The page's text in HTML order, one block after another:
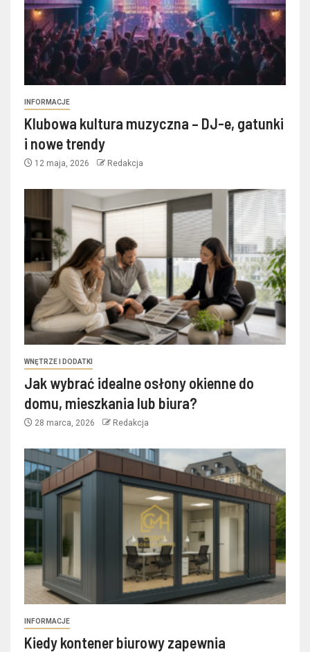
INFORMACJE
Klubowa kultura muzyczna – DJ-e, gatunki
i nowe trendy
12 maja, 2026 Redakcja
WNĘTRZE I DODATKI
Jak wybrać idealne osłony okienne do
domu, mieszkania lub biura?
28 marca, 2026 Redakcja
INFORMACJE
Kiedy kontener biurowy zapewnia